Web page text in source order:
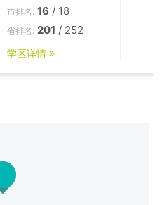
市排名: 16 / 18
省排名: 201 / 252
学区详情